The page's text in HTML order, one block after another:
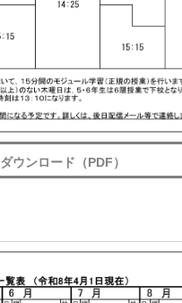
ダウンロード（PDF）